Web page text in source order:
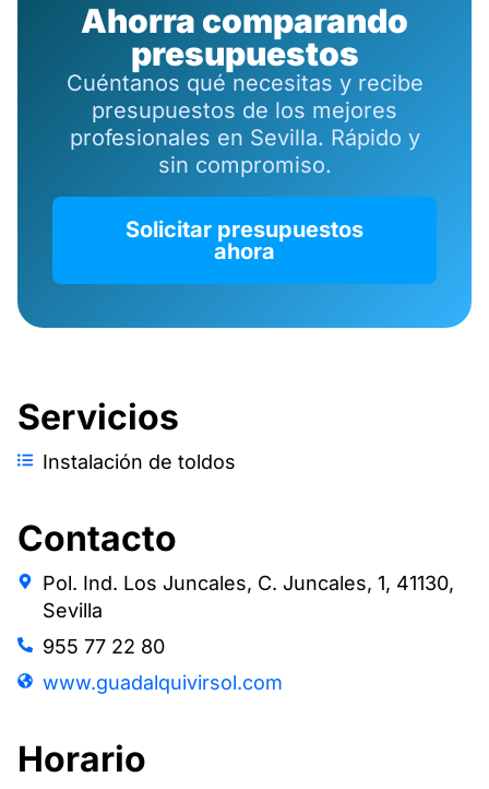
Ahorra comparando
presupuestos
Cuéntanos qué necesitas y recibe
presupuestos de los mejores
profesionales en Sevilla. Rápido y
sin compromiso.
Solicitar presupuestos
ahora
Servicios
Instalación de toldos
Contacto
Pol. Ind. Los Juncales, C. Juncales, 1, 41130,
Sevilla
955 77 22 80
www.guadalquivirsol.com
Horario